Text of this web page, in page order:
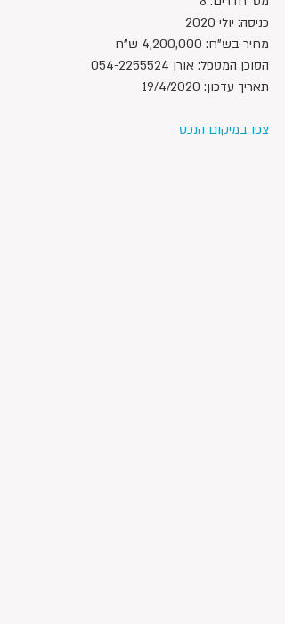
כניסה: יולי 2020
מחיר בש"ח: 4,200,000 ש"ח
הסוכן המטפל: אורן 054-2255524
תאריך עדכון: 19/4/2020
צפו במיקום הנכס